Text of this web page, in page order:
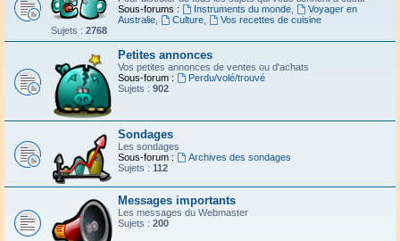
Sous-forums :
Instruments du monde,
Voyager en
Australie
Culture,
Vos recettes de cuisine
Sujets : 2768
Petites annonces
Vos petites annonces de ventes ou d'achats
Sous-forum :
Perdu/volé/trouvé
Sujets : 902
Sondages
Les sondages
Sous-forum :
Archives des sondages
Sujets : 112
Messages importants
Les messages du Webmaster
Sujets : 200